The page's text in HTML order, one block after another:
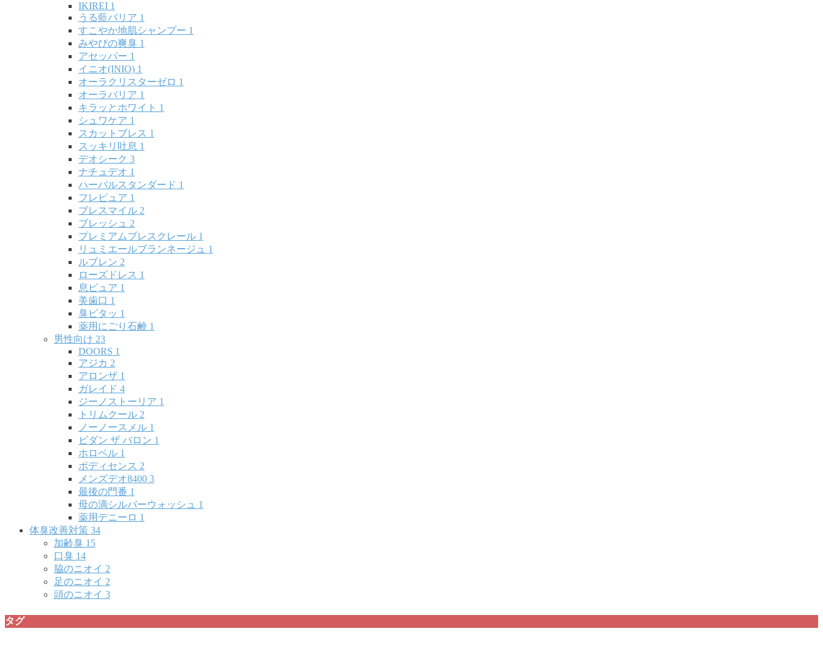
IKIREI 1
うる藍バリア 1
すこやか地肌シャンプー 1
みやびの爽臭 1
アセッパー 1
イニオ(INIO) 1
オーラクリスターゼロ 1
オーラバリア 1
キラッとホワイト 1
シュワケア 1
スカットブレス 1
スッキリ吐息 1
デオシーク 3
ナチュデオ 1
ハーバルスタンダード 1
フレピュア 1
ブレスマイル 2
ブレッシュ 2
プレミアムブレスクレール 1
リュミエールブランネージュ 1
ルブレン 2
ローズドレス 1
息ピュア 1
美歯口 1
臭ピタッ 1
薬用にごり石鹸 1
男性向け 23
DOORS 1
アジカ 2
アロンザ 1
ガレイド 4
ジーノストーリア 1
トリムクール 2
ノーノースメル 1
ビダン ザ バロン 1
ホロベル 1
ボディセンス 2
メンズデオ8400 3
最後の門番 1
母の滴シルバーウォッシュ 1
薬用デニーロ 1
体臭改善対策 34
加齢臭 15
口臭 14
脇のニオイ 2
足のニオイ 2
頭のニオイ 3
タグ